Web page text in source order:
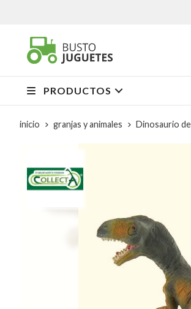
PRODUCTOS
inicio granjas y animales Dinosaurio